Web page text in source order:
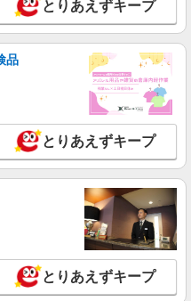
らい市坂野新田1-4
詳細を見る
一CUつくばエリア つくばみら
NEW
入力
〜 月収例：246,000円（時給
＋各種手当）
みらい市 勤務詳細：つくばみら
歩/車/自転車/バイク 最寄り駅：
5分 ※構内の無料駐車場利用OK
詳細を見る
とりあえずキープ
品
とりあえずキープ
とりあえずキープ